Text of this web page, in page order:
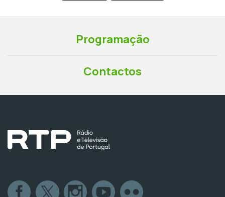
Programação
Contactos